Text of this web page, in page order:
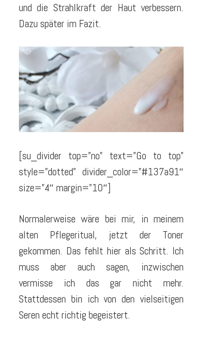
und die Strahlkraft der Haut verbessern.
Dazu später im Fazit.
[su_divider top=”no” text=”Go to top”
style=”dotted” divider_color=”#137a91″
size=”4″ margin=”10″]
Normalerweise wäre bei mir, in meinem
alten Pflegeritual, jetzt der Toner
gekommen. Das fehlt hier als Schritt. Ich
muss aber auch sagen, inzwischen
vermisse ich das gar nicht mehr.
Stattdessen bin ich von den vielseitigen
Seren echt richtig begeistert.